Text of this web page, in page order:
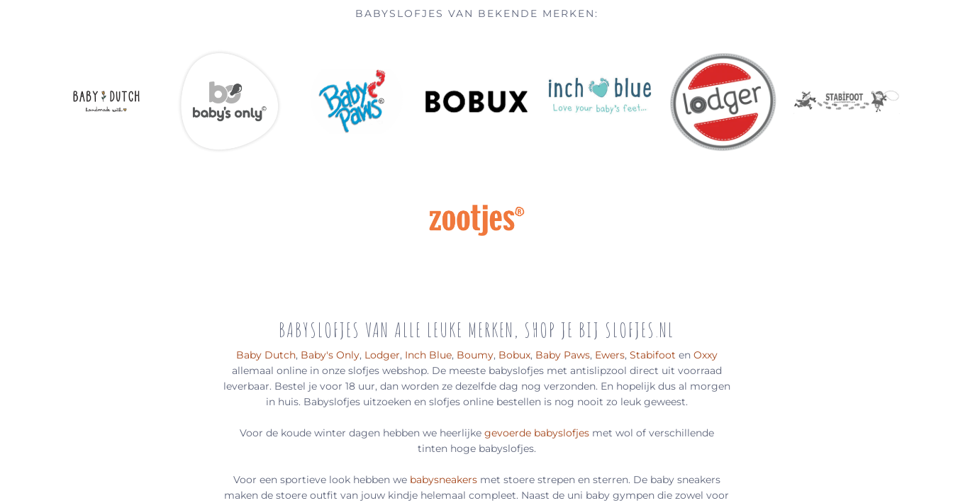
BABYSLOFJES VAN BEKENDE MERKEN:
BABYSLOFJES VAN ALLE LEUKE MERKEN, SHOP JE BIJ SLOFJES.NL
Baby Dutch, Baby's Only, Lodger, Inch Blue, Boumy, Bobux, Baby Paws, Ewers, Stabifoot en Oxxy
allemaal online in onze slofjes webshop. De meeste babyslofjes met antislipzool direct uit voorraad
leverbaar. Bestel je voor 18 uur, dan worden ze dezelfde dag nog verzonden. En hopelijk dus al morgen
in huis. Babyslofjes uitzoeken en slofjes online bestellen is nog nooit zo leuk geweest.
Voor de koude winter dagen hebben we heerlijke gevoerde babyslofjesmet wol of verschillende
tinten hoge babyslofjes.
Voor een sportieve look hebben we babysneakersmet stoere strepen en sterren. De baby sneakers
maken de stoere outfit van jouw kindje helemaal compleet. Naast de uni baby gympen die zowel voor